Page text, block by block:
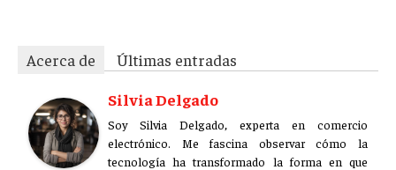
Infórmate aquí.
Acerca de
Últimas entradas
Silvia Delgado
Soy Silvia Delgado, experta en comercio
electrónico. Me fascina observar cómo la
tecnología ha transformado la forma en que